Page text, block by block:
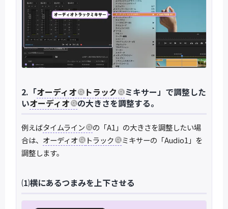
2.「オーディオ トラック
ミキサー」で調整した
いオーディオ の大きさを調整する。
例えばタイムライン
の「A1」の大きさを調整したい場
合は、 オーディオ トラック
ミキサーの「Audio1」を
調整します。
⑴横にあるつまみを上下させる